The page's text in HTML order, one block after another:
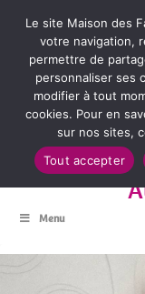
Menu
Le site Maison des
votre navigation,
permettre de
personnaliser ses
modifier à tout
cookies. Pour en
sur nos sites,
Tout accepter